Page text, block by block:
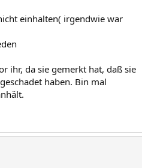
einhalten( irgendwie war
ihr, da sie gemerkt hat, daß sie
haben. Bin mal